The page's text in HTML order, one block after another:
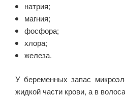
натрия;
магния;
фосфора;
хлора;
железа.
У беременных запас
жидкой части крови, а в